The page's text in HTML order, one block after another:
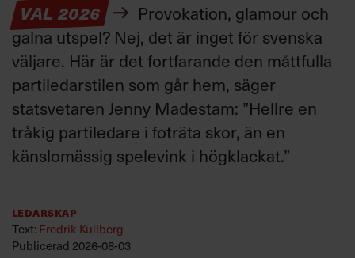
VAL 2026
Provokation, glamour och
galna utspel? Nej, det är inget för svenska
väljare. Här är det fortfarande den måttfulla
partiledarstilen som går hem, säger
statsvetaren Jenny Madestam: ”Hellre en
tråkig partiledare i foträta skor, än en
känslomässig spelevink i högklackat.”
Ledarskap
Text: Fredrik Kullberg
Publicerad 2026-08-03